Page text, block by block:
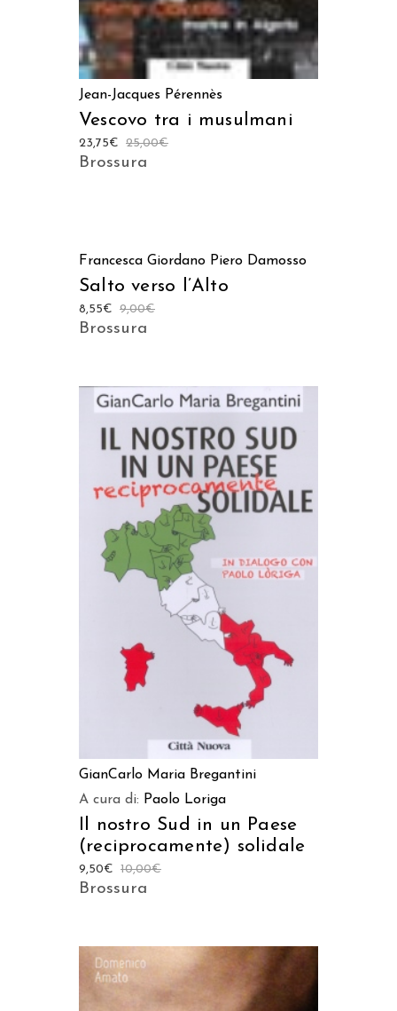
Jean-Jacques Pérennès
Vescovo tra i musulmani
25,00€
23,75€
Brossura
AGGIUNGI AL CARRELLO
Francesca Giordano Piero Damosso
Salto verso l’Alto
9,00€
8,55€
Brossura
AGGIUNGI AL CARRELLO
GianCarlo Maria Bregantini
A cura di: Paolo Loriga
Il nostro Sud in un Paese
(reciprocamente) solidale
10,00€
9,50€
Brossura